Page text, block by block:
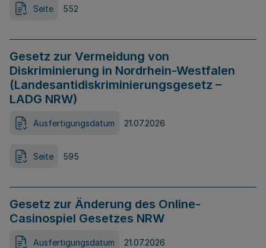
Seite 552
Gesetz zur Vermeidung von
Diskriminierung in Nordrhein-Westfalen
(Landesantidiskriminierungsgesetz –
LADG NRW)
Ausfertigungsdatum 21.07.2026
Seite 595
Gesetz zur Änderung des Online-
Casinospiel Gesetzes NRW
Ausfertigungsdatum 21.07.2026